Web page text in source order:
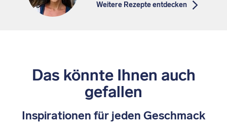
Weitere Rezepte entdecken
Das könnte Ihnen auch
gefallen
Inspirationen für jeden Geschmack